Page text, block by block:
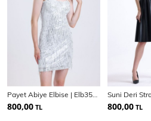
800,00 TL 800,00 TL